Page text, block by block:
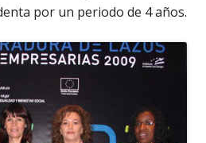
por un periodo de 4 años.